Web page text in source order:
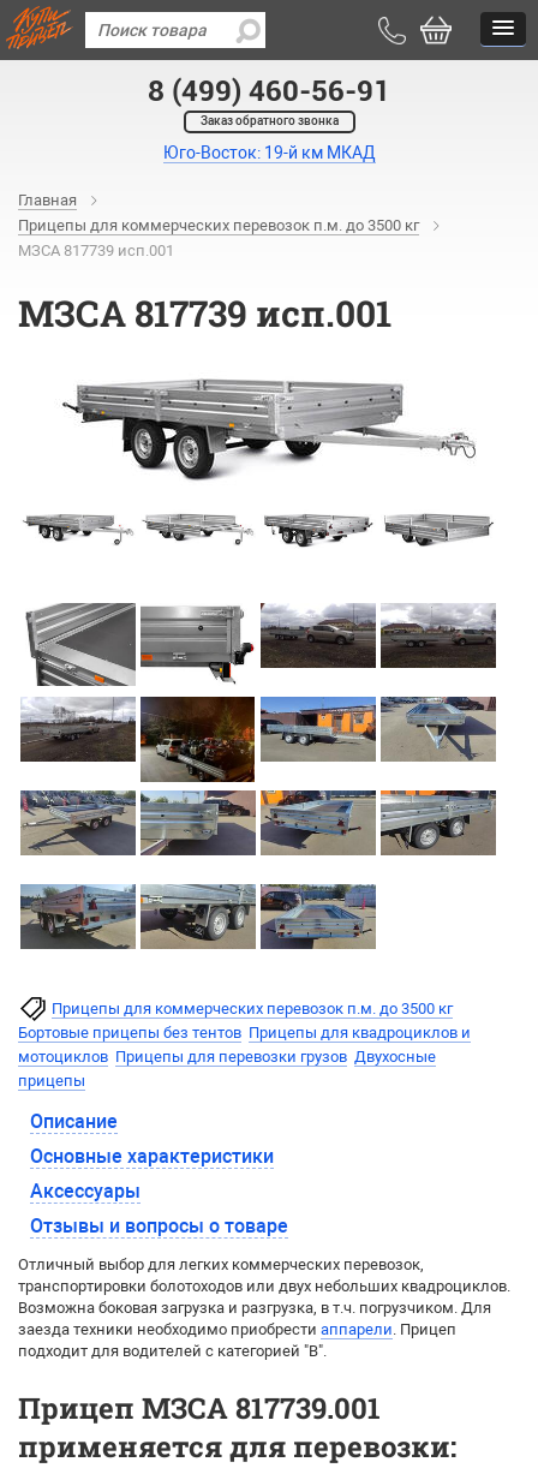
8 (499) 460-56-91
Заказ обратного звонка
Юго-Восток: 19-й км МКАД
Главная
Прицепы для коммерческих перевозок п.м. до 3500 кг
МЗСА 817739 исп.001
МЗСА 817739 исп.001
Прицепы для коммерческих перевозок п.м. до 3500 кг
Бортовые прицепы без тентов Прицепы для квадроциклов и
мотоциклов Прицепы для перевозки грузов Двухосные
прицепы
Описание
Основные характеристики
Аксессуары
Отзывы и вопросы о товаре
Отличный выбор для легких коммерческих перевозок,
транспортировки болотоходов или двух небольших квадроциклов.
Возможна боковая загрузка и разгрузка, в т.ч. погрузчиком. Для
заезда техники необходимо приобрести аппарели. Прицеп
подходит для водителей с категорией "В".
Прицеп МЗСА 817739.001
применяется для перевозки: